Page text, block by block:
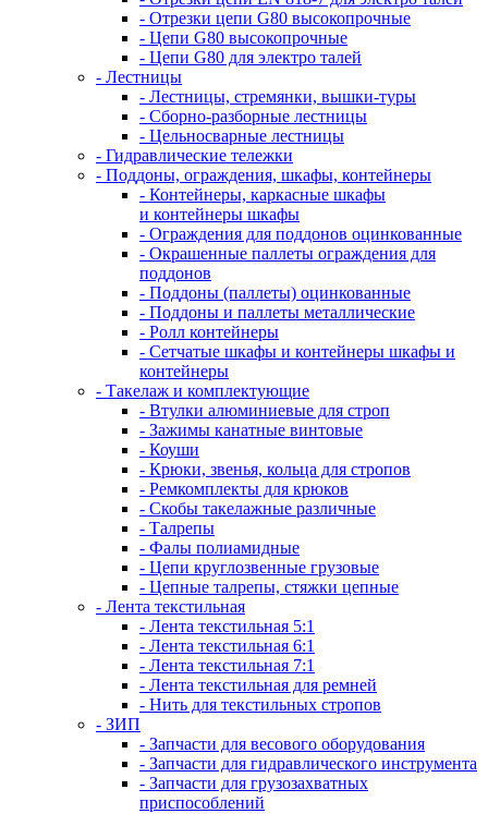
- Отрезки цепи G80 высокопрочные
- Цепи G80 высокопрочные
- Цепи G80 для электро талей
- Лестницы
- Лестницы, стремянки, вышки-туры
- Сборно-разборные лестницы
- Цельносварные лестницы
- Гидравлические тележки
- Поддоны, ограждения, шкафы, контейнеры
- Контейнеры, каркасные шкафы
и контейнеры шкафы
- Ограждения для поддонов оцинкованные
- Окрашенные паллеты ограждения для
поддонов
- Поддоны (паллеты) оцинкованные
- Поддоны и паллеты металлические
- Ролл контейнеры
- Сетчатые шкафы и контейнеры шкафы и
контейнеры
- Такелаж и комплектующие
- Втулки алюминиевые для строп
- Зажимы канатные винтовые
- Коуши
- Крюки, звенья, кольца для стропов
- Ремкомплекты для крюков
- Скобы такелажные различные
- Талрепы
- Фалы полиамидные
- Цепи круглозвенные грузовые
- Цепные талрепы, стяжки цепные
- Лента текстильная
- Лента текстильная 5:1
- Лента текстильная 6:1
- Лента текстильная 7:1
- Лента текстильная для ремней
- Нить для текстильных стропов
- ЗИП
- Запчасти для весового оборудования
- Запчасти для гидравлического инструмента
- Запчасти для грузозахватных
приспособлений